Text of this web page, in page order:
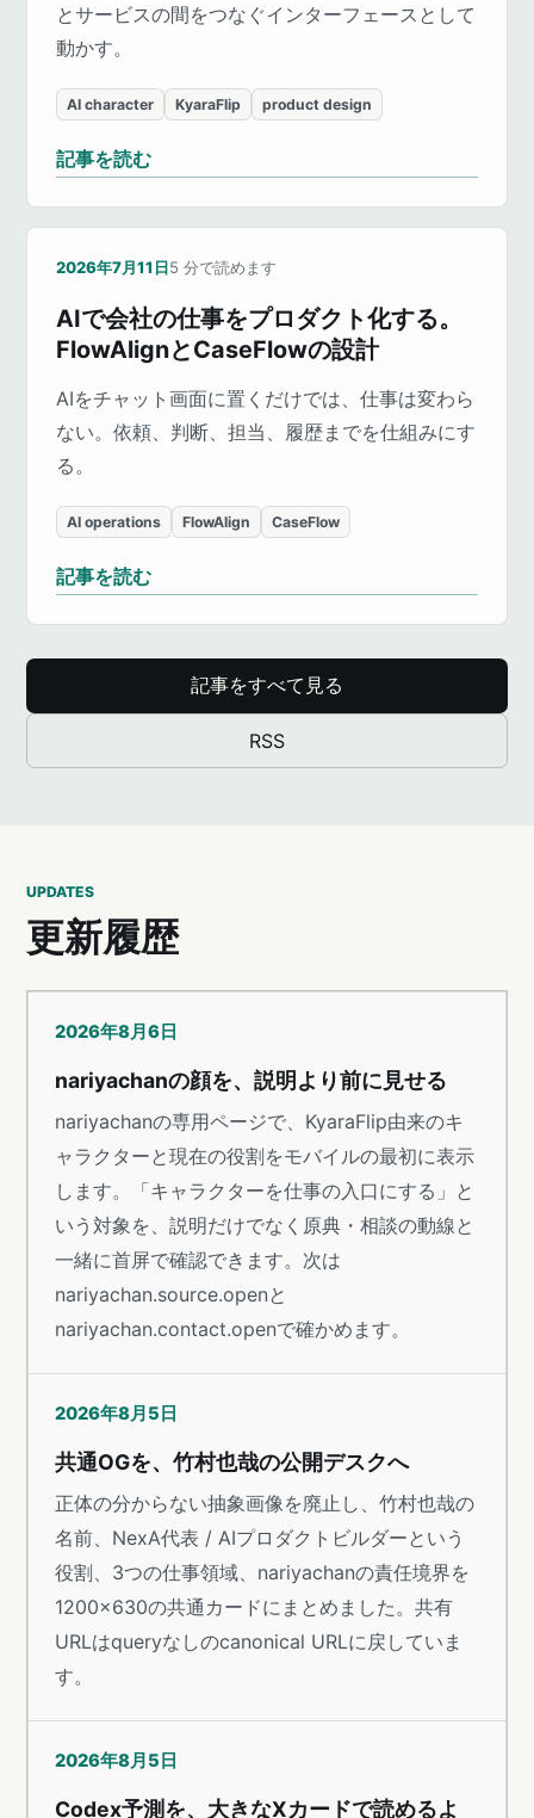
とサービスの間をつなぐインターフェースとして
動かす。
AI character KyaraFlip product design
記事を読む
2026年7月11日5 分で読めます
AIで会社の仕事をプロダクト化する。
FlowAlignとCaseFlowの設計
AIをチャット画面に置くだけでは、仕事は変わら
ない。依頼、判断、担当、履歴までを仕組みにす
る。
AI operations FlowAlign CaseFlow
記事を読む
記事をすべて見る
RSS
UPDATES
更新履歴
2026年8月6日
nariyachanの顔を、説明より前に見せる
nariyachanの専用ページで、KyaraFlip由来のキ
ャラクターと現在の役割をモバイルの最初に表示
します。「キャラクターを仕事の入口にする」と
いう対象を、説明だけでなく原典・相談の動線と
一緒に首屏で確認できます。次は
nariyachan.source.openと
nariyachan.contact.openで確かめます。
2026年8月5日
共通OGを、竹村也哉の公開デスクへ
正体の分からない抽象画像を廃止し、竹村也哉の
名前、NexA代表 / AIプロダクトビルダーという
役割、3つの仕事領域、nariyachanの責任境界を
1200×630の共通カードにまとめました。共有
URLはqueryなしのcanonical URLに戻していま
す。
2026年8月5日
Codex予測を、大きなXカードで読めるよ